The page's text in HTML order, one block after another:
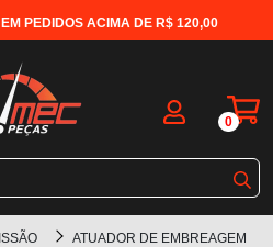
PEDIDOS ACIMA DE R$ 120,00
0
ATUADOR DE EMBREAGEM